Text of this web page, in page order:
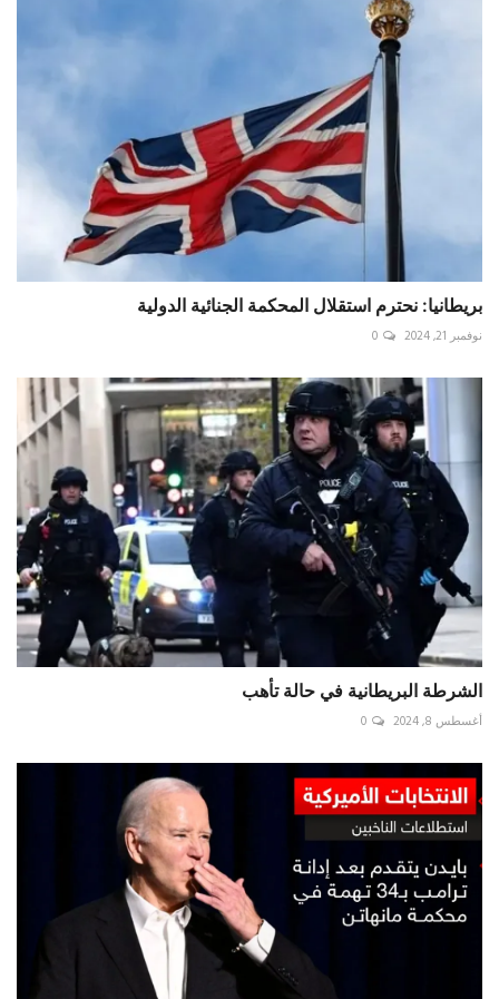
بريطانيا: نحترم استقلال المحكمة الجنائية الدولية
نوفمبر 21, 2024 0
الشرطة البريطانية في حالة تأهب
أغسطس 8, 2024 0